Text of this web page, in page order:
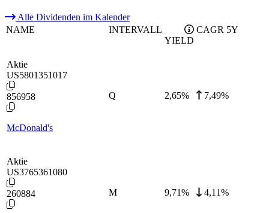
Alle Dividenden im Kalender
NAME
INTERVALL
YIELD
CAGR 5Y
Aktie
US5801351017
856958
McDonald's
Q 2,65% 7,49%
Aktie
US3765361080
260884 M 9,71% 4,11%